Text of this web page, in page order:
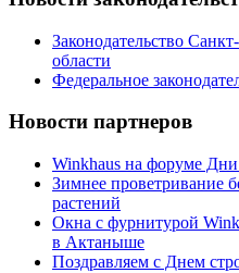
Законодательство
области
Федеральное
Новости партнеров
Winkhaus на форуме
Зимнее проветривание
растений
Окна с фурнитурой
в Актаныше
Поздравляем с Днем